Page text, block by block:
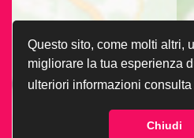
Questo sito, come molti altri,
migliorare la tua esperienza
ulteriori informazioni consulta
Chiudi